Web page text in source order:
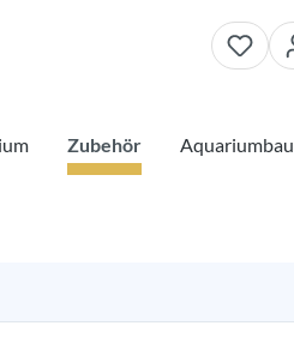
Zubehör Aquariumbau